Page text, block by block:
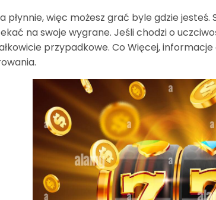
płynnie, więc możesz grać byle gdzie
na swoje wygrane. Jeśli chodzi o
przypadkowe. Co Więcej,